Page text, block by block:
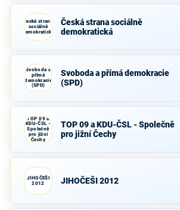
Česká strana
sociálně
demokratická
Česká strana sociálně
demokratická
Svoboda a
přímá
demokracie
(SPD)
Svoboda a přímá demokracie
(SPD)
TOP 09 a
KDU-ČSL -
Společně
pro jižní
Čechy
TOP 09 a KDU-ČSL - Společně
pro jižní Čechy
JIHOČEŠI
2012
JIHOČEŠI 2012